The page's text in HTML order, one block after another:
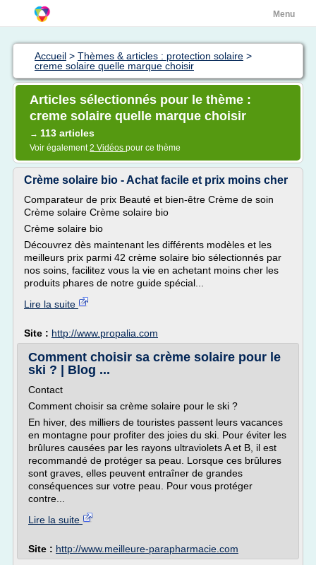
Menu
Accueil > Thèmes & articles : protection solaire >
creme solaire quelle marque choisir
Articles sélectionnés pour le thème :
creme solaire quelle marque choisir
→ 113 articles
Voir également2 Vidéos pour ce thème
Crème solaire bio - Achat facile et prix moins cher
Comparateur de prix Beauté et bien-être Crème de soin
Crème solaire Crème solaire bio
Crème solaire bio
Découvrez dès maintenant les différents modèles et les
meilleurs prix parmi 42 crème solaire bio sélectionnés par
nos soins, facilitez vous la vie en achetant moins cher les
produits phares de notre guide spécial...
Lire la suite
Site : http://www.propalia.com
Comment choisir sa crème solaire pour le
ski ? | Blog ...
Contact
Comment choisir sa crème solaire pour le ski ?
En hiver, des milliers de touristes passent leurs vacances
en montagne pour profiter des joies du ski. Pour éviter les
brûlures causées par les rayons ultraviolets A et B, il est
recommandé de protéger sa peau. Lorsque ces brûlures
sont graves, elles peuvent entraîner de grandes
conséquences sur votre peau. Pour vous protéger
contre...
Lire la suite
Site : http://www.meilleure-parapharmacie.com